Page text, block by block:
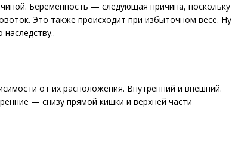
Беременность — следующая причина, поскольку
Это также происходит при избыточном весе. Ну
от их расположения. Внутренний и внешний.
— снизу прямой кишки и верхней части